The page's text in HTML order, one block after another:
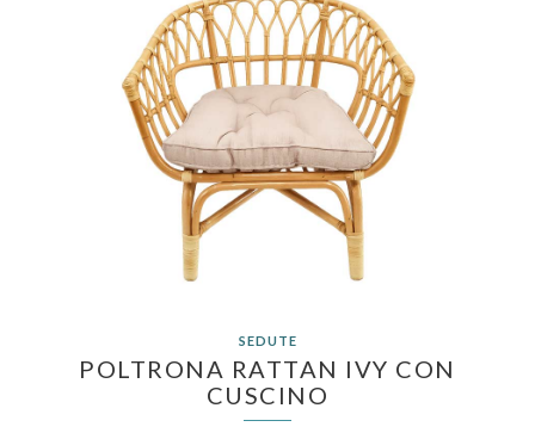
SEDUTE
POLTRONA RATTAN IVY CON
CUSCINO